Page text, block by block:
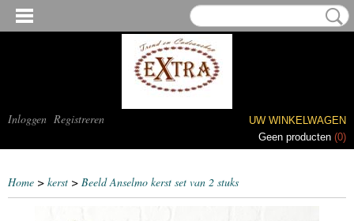
Inloggen Registreren
UW WINKELWAGEN
Geen producten (0)
Home > kerst > Beeld Anselmo kerst set van 2 stuks